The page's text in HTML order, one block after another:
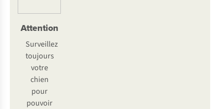
Attention
Surveillez
toujours
votre
chien
pour
pouvoir